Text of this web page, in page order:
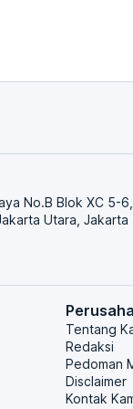
No.B Blok XC 5-6,
Utara, Jakarta
Tentang
Redaksi
Pedoman
Disclaimer
Kontak